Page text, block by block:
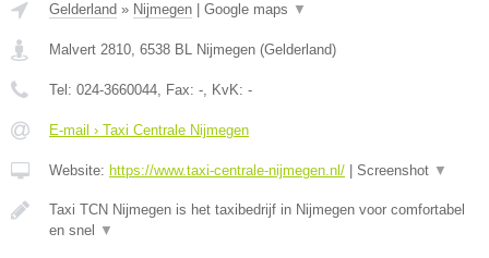
Gelderland » Nijmegen Google maps ▼
Malvert 2810, 6538 BL Nijmegen (Gelderland)
Tel: 024-3660044, Fax: -, KvK: -
E-mail › Taxi Centrale Nijmegen
Website: https://www.taxi-centrale-nijmegen.nl/ Screenshot ▼
Taxi TCN Nijmegen is het taxibedrijf in Nijmegen voor comfortabel
en snel
▼